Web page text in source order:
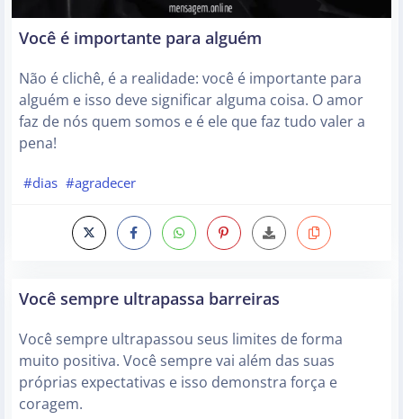
Você é importante para alguém
Não é clichê, é a realidade: você é importante para
alguém e isso deve significar alguma coisa. O amor
faz de nós quem somos e é ele que faz tudo valer a
pena!
#dias #agradecer
Você sempre ultrapassa barreiras
Você sempre ultrapassou seus limites de forma
muito positiva. Você sempre vai além das suas
próprias expectativas e isso demonstra força e
coragem.